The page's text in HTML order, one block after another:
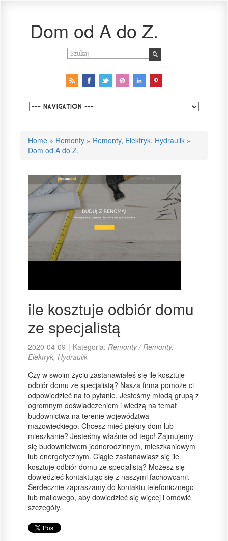
Dom od A do Z.
Home » Remonty » Remonty, Elektryk, Hydraulik »
Dom od A do Z.
ile kosztuje odbiór domu
ze specjalistą
2020-04-09 | Kategoria: Remonty / Remonty,
Elektryk, Hydraulik
Czy w swoim życiu zastanawiałeś się ile kosztuje
odbiór domu ze specjalistą? Nasza firma pomoże ci
odpowiedzieć na to pytanie. Jesteśmy młodą grupą z
ogromnym doświadczeniem i wiedzą na temat
budownictwa na terenie województwa
mazowieckiego. Chcesz mieć piękny dom lub
mieszkanie? Jesteśmy właśnie od tego! Zajmujemy
się budownictwem jednorodzinnym, mieszkaniowym
lub energetycznym. Ciągle zastanawiasz się ile
kosztuje odbiór domu ze specjalistą? Możesz się
dowiedzieć kontaktując się z naszymi fachowcami.
Serdecznie zapraszamy do kontaktu telefonicznego
lub mailowego, aby dowiedzieć się więcej i omówić
szczegóły.